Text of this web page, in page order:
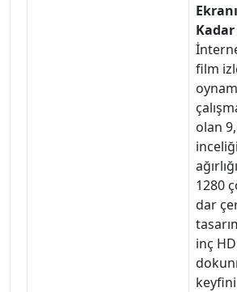
film
olan
1280
dar
inç
keyfini